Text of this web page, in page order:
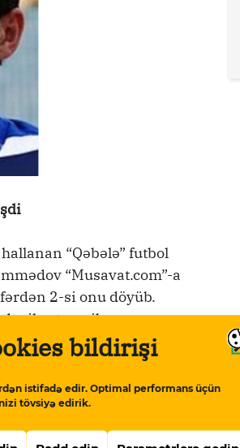
bildirişi
istifadə edir. Optimal performans üçün
tövsiyə edirik.
“Qəbələ” futbol
“Musavat.com”-a
2-si onu döyüb.
etməyib.
bunun da istintaqa
Avropa Şurasının baş